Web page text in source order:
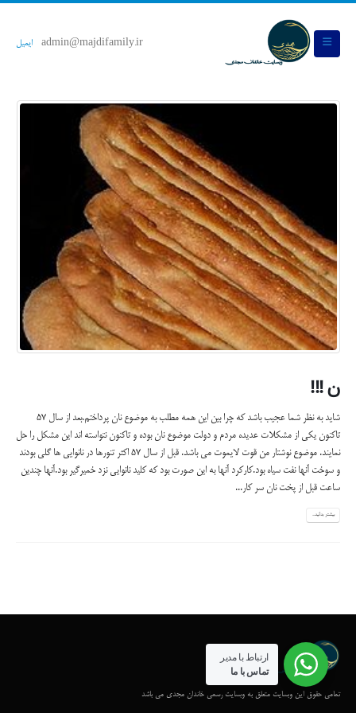
admin@majdifamily.ir ایمیل
ن !!!
شاید به نظر شما عجیب باشد که چرا بین این همه مطلب به موضوع نان پرداختم.بعد از سال 57
تاکنون یکی از مشکلات عدیده مردم و دولت موضوع نان بوده و تاکنون نتواسته اند این مشکل را حل
نمایند. موضوع نوشتار من قوت لایموت می باشد. قبل از سال 57 اکثر تنورها در نانوایی ها گلی بودند
و سوخت آنها نفت سیاه بود.کارکرد آنها به این صورت بود که کلید نانوایی نزد خمیرگیر بود.آنها چندین
ساعت قبل از پخت نان سر کار...
بیشتر بدانید...
تمامی حقوق این وبسایت متعلق به وبسایت رسمی خاندان مجدی می باشد
ارتباط با مدیر
تماس با ما